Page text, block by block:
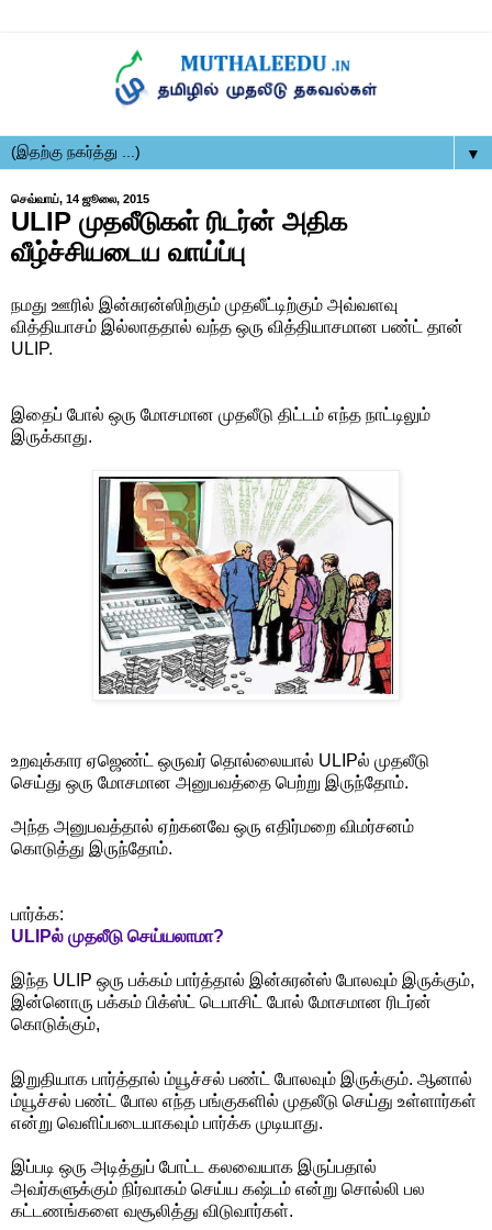
▼
செவ்வாய், 14 ஜூலை, 2015
ULIP முதலீடுகள் ரிடர்ன் அதிக
வீழ்ச்சியடைய வாய்ப்பு
நமது ஊரில் இன்சுரன்ஸிற்கும் முதலீட்டிற்கும் அவ்வளவு
வித்தியாசம் இல்லாததால் வந்த ஒரு வித்தியாசமான பண்ட் தான்
ULIP.
இதைப் போல் ஒரு மோசமான முதலீடு திட்டம் எந்த நாட்டிலும்
இருக்காது.
உறவுக்கார ஏஜெண்ட் ஒருவர் தொல்லையால் ULIPல் முதலீடு
செய்து ஒரு மோசமான அனுபவத்தை பெற்று இருந்தோம்.
அந்த அனுபவத்தால் ஏற்கனவே ஒரு எதிர்மறை விமர்சனம்
கொடுத்து இருந்தோம்.
பார்க்க:
ULIPல் முதலீடு செய்யலாமா?
இந்த ULIP ஒரு பக்கம் பார்த்தால் இன்சுரன்ஸ் போலவும் இருக்கும்,
இன்னொரு பக்கம் பிக்ஸ்ட் டெபாசிட் போல் மோசமான ரிடர்ன்
கொடுக்கும்,
இறுதியாக பார்த்தால் ம்யூச்சல் பண்ட் போலவும் இருக்கும். ஆனால்
ம்யூச்சல் பண்ட் போல எந்த பங்குகளில் முதலீடு செய்து உள்ளார்கள்
என்று வெளிப்படையாகவும் பார்க்க முடியாது.
இப்படி ஒரு அடித்துப் போட்ட கலவையாக இருப்பதால்
அவர்களுக்கும் நிர்வாகம் செய்ய கஷ்டம் என்று சொல்லி பல
கட்டணங்களை வசூலித்து விடுவார்கள்.